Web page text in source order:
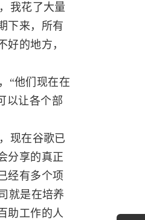
我花了大量
下来，所有
的地方，
“他们现在在
以让各个部
现在谷歌已
分享的真正
经有多个项
就是在培养
助工作的人